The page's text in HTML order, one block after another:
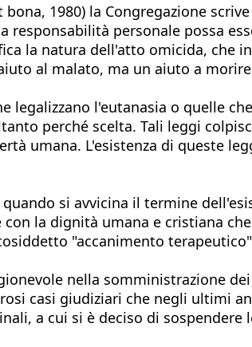
1980) la Congregazione
responsabilità personale possa
la natura dell'atto omicida, che
al malato, ma un aiuto a
legalizzano l'eutanasia o quelle
perché scelta. Tali leggi
umana. L'esistenza di queste
si avvicina il termine
la dignità umana e cristiana
"accanimento
nella somministrazione
casi giudiziari che negli ultimi
a cui si è deciso di sospendere